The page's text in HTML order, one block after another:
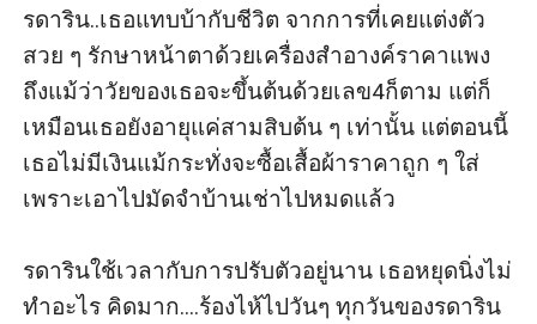
รดาริน..เธอแทบบ้ากับชีวิต จากการที่เคยแต่งตัว
สวย ๆ รักษาหน้าตาด้วยเครื่องสำอางค์ราคาแพง
ถึงแม้ว่าวัยของเธอจะขึ้นต้นด้วยเลข4ก็ตาม แต่ก็
เหมือนเธอยังอายุแค่สามสิบต้น ๆ เท่านั้น แต่ตอนนี้
เธอไม่มีเงินแม้กระทั่งจะซื้อเสื้อผ้าราคาถูก ๆ ใส่
เพราะเอาไปมัดจำบ้านเช่าไปหมดแล้ว
รดารินใช้เวลากับการปรับตัวอยู่นาน เธอหยุดนิ่งไม่
ทำอะไร คิดมาก....ร้องไห้ไปวันๆ ทุกวันของรดาริน